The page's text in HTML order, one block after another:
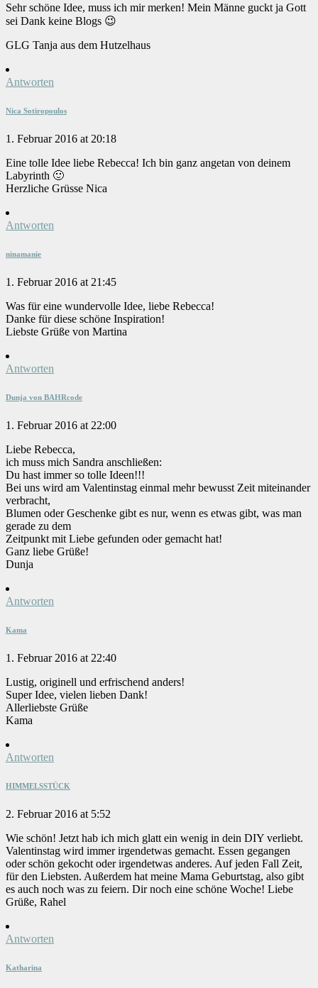
Sehr schöne Idee, muss ich mir merken! Mein Männe guckt ja Gott
sei Dank keine Blogs 😉
GLG Tanja aus dem Hutzelhaus
Antworten
Nica Sotiropoulos
1. Februar 2016 at 20:18
Eine tolle Idee liebe Rebecca! Ich bin ganz angetan von deinem
Labyrinth 🙂
Herzliche Grüsse Nica
Antworten
ninamanie
1. Februar 2016 at 21:45
Was für eine wundervolle Idee, liebe Rebecca!
Danke für diese schöne Inspiration!
Liebste Grüße von Martina
Antworten
Dunja von BAHRcode
1. Februar 2016 at 22:00
Liebe Rebecca,
ich muss mich Sandra anschließen:
Du hast immer so tolle Ideen!!!
Bei uns wird am Valentinstag einmal mehr bewusst Zeit miteinander
verbracht,
Blumen oder Geschenke gibt es nur, wenn es etwas gibt, was man
gerade zu dem
Zeitpunkt mit Liebe gefunden oder gemacht hat!
Ganz liebe Grüße!
Dunja
Antworten
Kama
1. Februar 2016 at 22:40
Lustig, originell und erfrischend anders!
Super Idee, vielen lieben Dank!
Allerliebste Grüße
Kama
Antworten
HIMMELSSTÜCK
2. Februar 2016 at 5:52
Wie schön! Jetzt hab ich mich glatt ein wenig in dein DIY verliebt.
Valentinstag wird immer irgendetwas gemacht. Essen gegangen
oder schön gekocht oder irgendetwas anderes. Auf jeden Fall Zeit,
für den Liebsten. Außerdem hat meine Mama Geburtstag, also gibt
es auch noch was zu feiern. Dir noch eine schöne Woche! Liebe
Grüße, Rahel
Antworten
Katharina